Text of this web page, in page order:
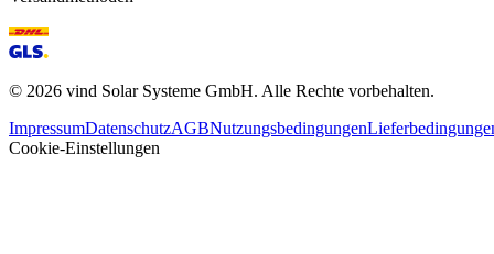
© 2026 vind Solar Systeme GmbH. Alle Rechte vorbehalten.
ImpressumDatenschutzAGBNutzungsbedingungen
Cookie-Einstellungen